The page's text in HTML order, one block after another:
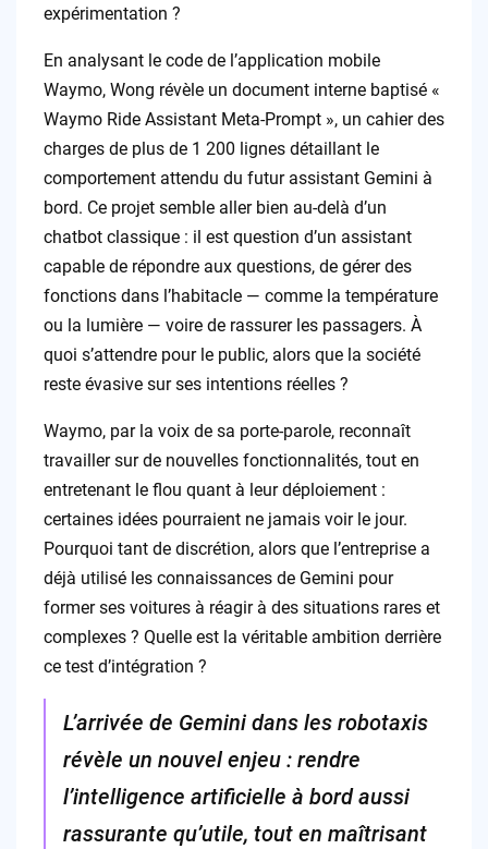
expérimentation ?
En analysant le code de l’application mobile
Waymo, Wong révèle un document interne baptisé «
Waymo Ride Assistant Meta-Prompt », un cahier des
charges de plus de 1 200 lignes détaillant le
comportement attendu du futur assistant Gemini à
bord. Ce projet semble aller bien au-delà d’un
chatbot classique : il est question d’un assistant
capable de répondre aux questions, de gérer des
fonctions dans l’habitacle — comme la température
ou la lumière — voire de rassurer les passagers. À
quoi s’attendre pour le public, alors que la société
reste évasive sur ses intentions réelles ?
Waymo, par la voix de sa porte-parole, reconnaît
travailler sur de nouvelles fonctionnalités, tout en
entretenant le flou quant à leur déploiement :
certaines idées pourraient ne jamais voir le jour.
Pourquoi tant de discrétion, alors que l’entreprise a
déjà utilisé les connaissances de Gemini pour
former ses voitures à réagir à des situations rares et
complexes ? Quelle est la véritable ambition derrière
ce test d’intégration ?
L’arrivée de Gemini dans les robotaxis
révèle un nouvel enjeu : rendre
l’intelligence artificielle à bord aussi
rassurante qu’utile, tout en maîtrisant